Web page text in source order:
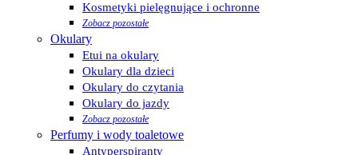
Kosmetyki pielęgnujące i ochronne
Zobacz pozostałe
Okulary
Etui na okulary
Okulary dla dzieci
Okulary do czytania
Okulary do jazdy
Zobacz pozostałe
Perfumy i wody toaletowe
Antyperspiranty